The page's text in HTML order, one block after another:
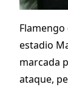
estadio
marcada
ataque,